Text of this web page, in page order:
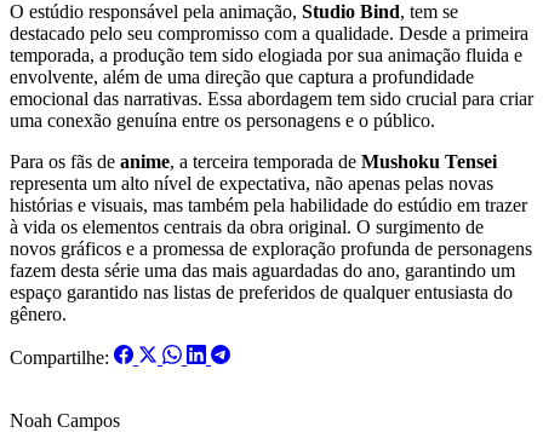
O estúdio responsável pela animação, Studio Bind, tem se
destacado pelo seu compromisso com a qualidade. Desde a primeira
temporada, a produção tem sido elogiada por sua animação fluida e
envolvente, além de uma direção que captura a profundidade
emocional das narrativas. Essa abordagem tem sido crucial para criar
uma conexão genuína entre os personagens e o público.
Para os fãs de anime, a terceira temporada de Mushoku Tensei
representa um alto nível de expectativa, não apenas pelas novas
histórias e visuais, mas também pela habilidade do estúdio em trazer
à vida os elementos centrais da obra original. O surgimento de
novos gráficos e a promessa de exploração profunda de personagens
fazem desta série uma das mais aguardadas do ano, garantindo um
espaço garantido nas listas de preferidos de qualquer entusiasta do
gênero.
Compartilhe:
Noah Campos